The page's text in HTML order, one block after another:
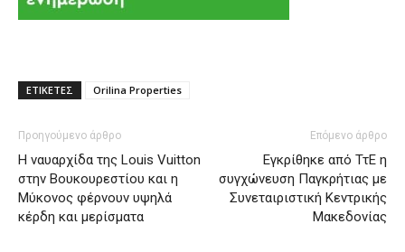
ΕΤΙΚΕΤΕΣ Orilina Properties
Προηγούμενο άρθρο
Η ναυαρχίδα της Louis Vuitton
στην Βουκουρεστίου και η
Μύκονος φέρνουν υψηλά
κέρδη και μερίσματα
Επόμενο άρθρο
Εγκρίθηκε από ΤτΕ η
συγχώνευση Παγκρήτιας με
Συνεταιριστική Κεντρικής
Μακεδονίας